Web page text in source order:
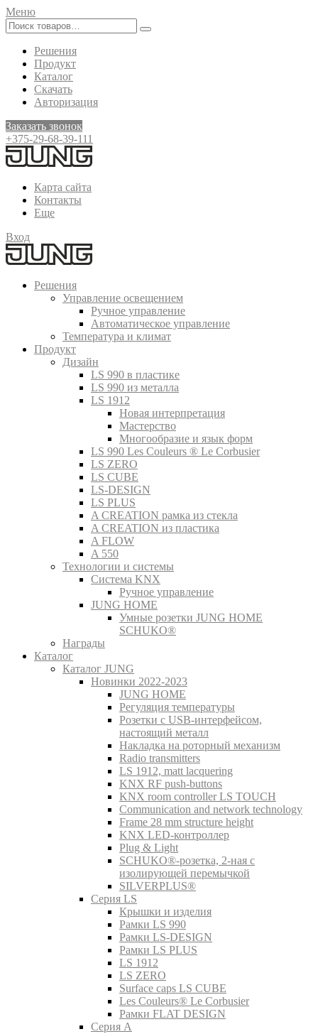
Меню
Решения
Продукт
Каталог
Скачать
Авторизация
Заказать звонок
+375-29-68-39-111
Карта сайта
Контакты
Еще
Вход
Решения
Управление освещением
Ручное управление
Автоматическое управление
Температура и климат
Продукт
Дизайн
LS 990 в пластике
LS 990 из металла
LS 1912
Новая интерпретация
Мастерство
Многообразие и язык форм
LS 990 Les Couleurs ® Le Corbusier
LS ZERO
LS CUBE
LS-DESIGN
LS PLUS
A CREATION рамка из стекла
A CREATION из пластика
A FLOW
A 550
Технологии и системы
Система KNX
Ручное управление
JUNG HOME
Умные розетки JUNG HOME
SCHUKO®
Награды
Каталог
Каталог JUNG
Новинки 2022-2023
JUNG HOME
Регуляция температуры
Розетки с USB-интерфейсом,
настоящий металл
Накладка на роторный механизм
Radio transmitters
LS 1912, matt lacquering
KNX RF push-buttons
KNX room controller LS TOUCH
Communication and network technology
Frame 28 mm structure height
KNX LED-контроллер
Plug & Light
SCHUKO®-розетка, 2-ная с
изолирующей перемычкой
SILVERPLUS®
Серия LS
Крышки и изделия
Рамки LS 990
Рамки LS-DESIGN
Рамки LS PLUS
LS 1912
LS ZERO
Surface caps LS CUBE
Les Couleurs® Le Corbusier
Рамки FLAT DESIGN
Серия A